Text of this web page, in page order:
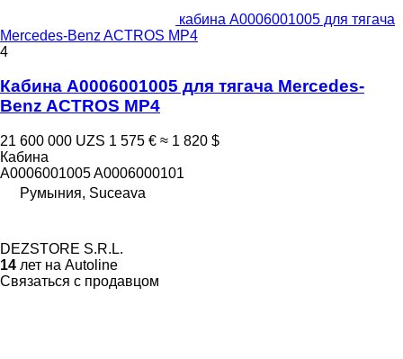
кабина A0006001005 для тягача
Mercedes-Benz ACTROS MP4
4
Кабина A0006001005 для тягача Mercedes-
Benz ACTROS MP4
21 600 000 UZS 1 575 € ≈ 1 820 $
Кабина
A0006001005 A0006000101
Румыния, Suceava
DEZSTORE S.R.L.
14 лет на Autoline
Связаться с продавцом